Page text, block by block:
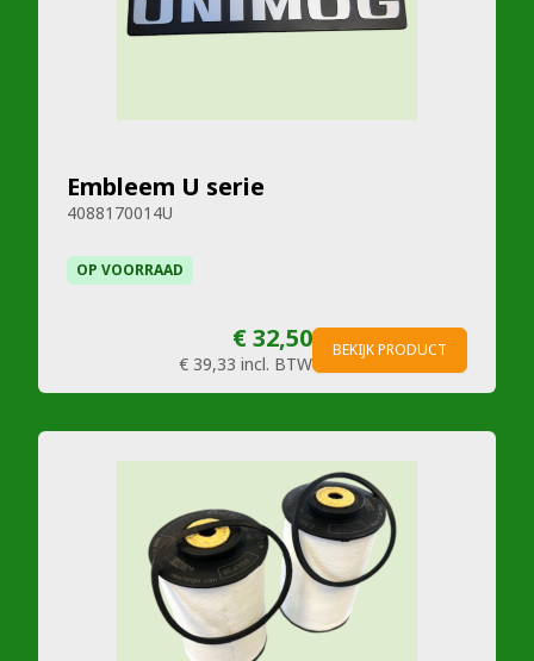
Embleem U serie
4088170014U
OP VOORRAAD
€ 32,50
€ 39,33 incl. BTW
BEKIJK PRODUCT